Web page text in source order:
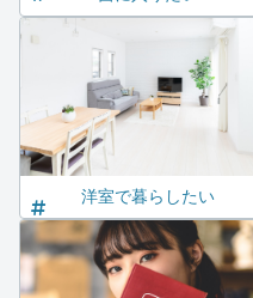
洋室で暮らしたい